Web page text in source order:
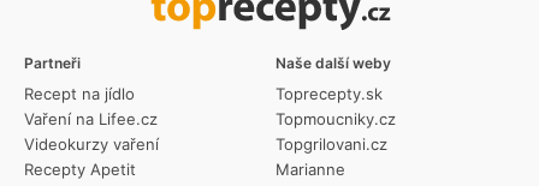
Partneři
Recept na jídlo
Vaření na Lifee.cz
Videokurzy vaření
Recepty Apetit
Naše další weby
Toprecepty.sk
Topmoucniky.cz
Topgrilovani.cz
Marianne